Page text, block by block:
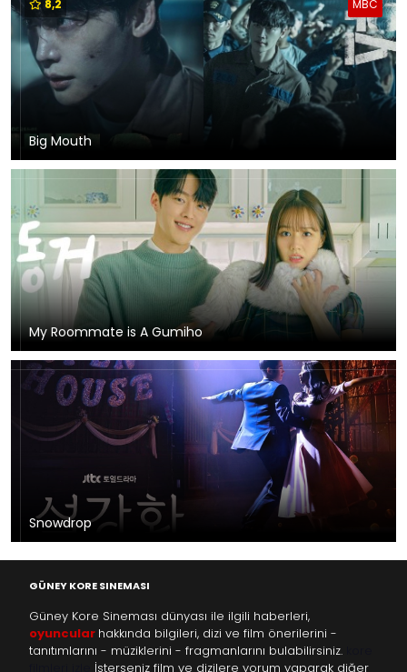
MBC
8,2
Big Mouth
My Roommate is A Gumiho
Snowdrop
GÜNEY KORE SINEMASI
Güney Kore Sineması dünyası ile ilgili haberleri,
oyuncular hakkında bilgileri, dizi ve film önerilerini -
tanıtımlarını - müziklerini - fragmanlarını bulabilirsiniz.
İsterseniz film ve dizilere yorum yaparak diğer